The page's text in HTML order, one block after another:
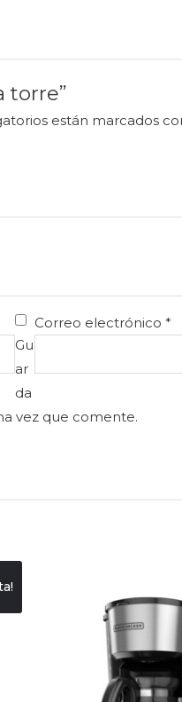
torre”
están marcados
Correo electrónico*
Gu
ar
da
vez que comente.